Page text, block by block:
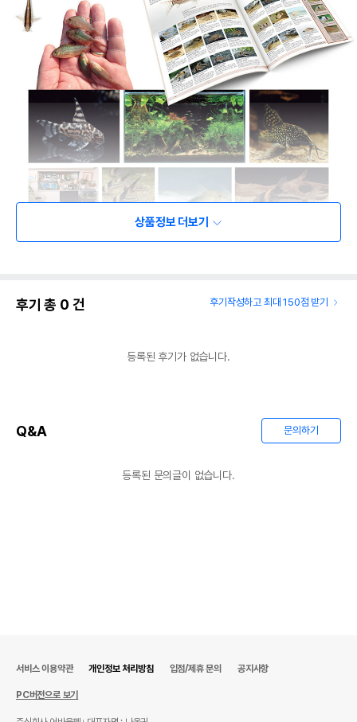
상품정보 더보기
후기 총 0 건 후기작성하고 최대 150점 받기
등록된 후기가 없습니다.
Q&A 문의하기
등록된 문의글이 없습니다.
서비스 이용약관 개인정보 처리방침 입점/제휴 문의 공지사항
PC버전으로 보기